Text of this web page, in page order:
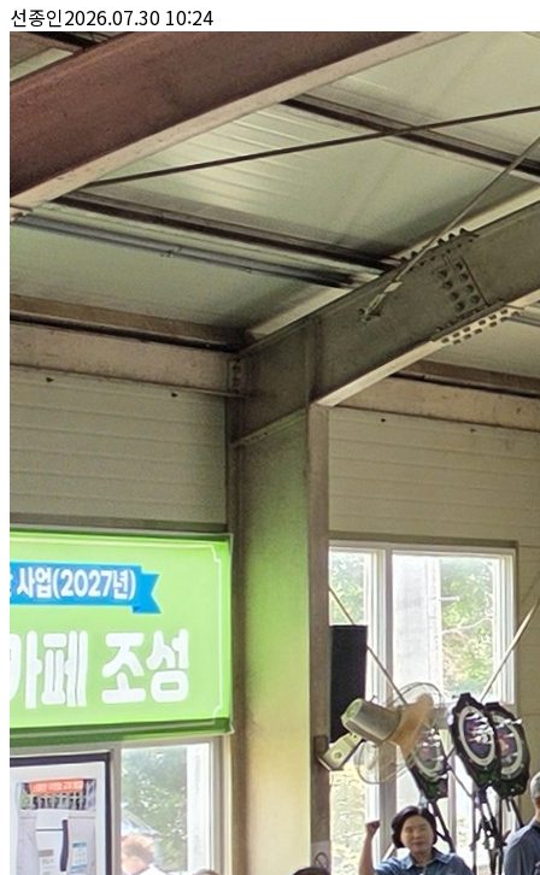
선종인2026.07.30 10:24